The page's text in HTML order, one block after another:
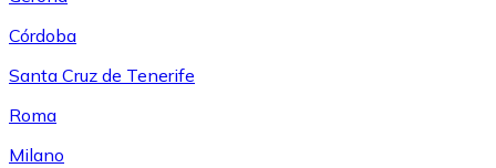
Córdoba
Santa Cruz de Tenerife
Roma
Milano